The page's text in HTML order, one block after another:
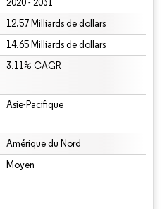
2020 - 2031
12.57 Milliards de dollars
14.65 Milliards de dollars
3.11% CAGR
Asie-Pacifique
Amérique du Nord
Moyen
nécessite une attribution sous CC